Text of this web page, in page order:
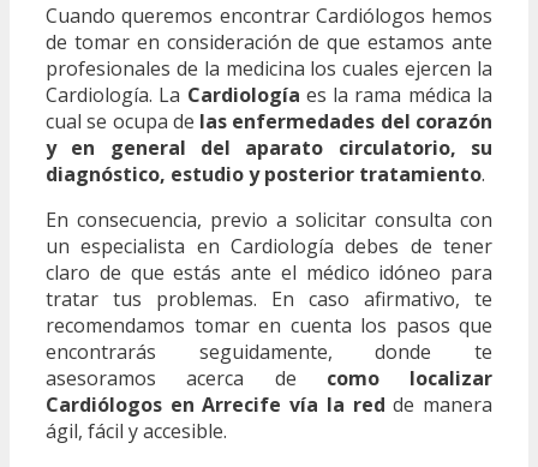
Cuando queremos encontrar Cardiólogos hemos
de tomar en consideración de que estamos ante
profesionales de la medicina los cuales ejercen la
Cardiología. La Cardiología es la rama médica la
cual se ocupa de las enfermedades del corazón
y en general del aparato circulatorio, su
diagnóstico, estudio y posterior tratamiento.
En consecuencia, previo a solicitar consulta con
un especialista en Cardiología debes de tener
claro de que estás ante el médico idóneo para
tratar tus problemas. En caso afirmativo, te
recomendamos tomar en cuenta los pasos que
encontrarás seguidamente, donde te
asesoramos acerca de como localizar
Cardiólogos en Arrecife vía la red de manera
ágil, fácil y accesible.